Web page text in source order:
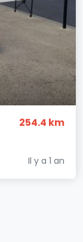
254.4 km
Il y a 1 an